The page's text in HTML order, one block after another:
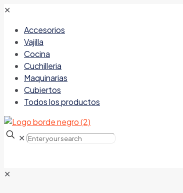
✕
Accesorios
Vajilla
Cocina
Cuchilleria
Maquinarias
Cubiertos
Todos los productos
✕
✕